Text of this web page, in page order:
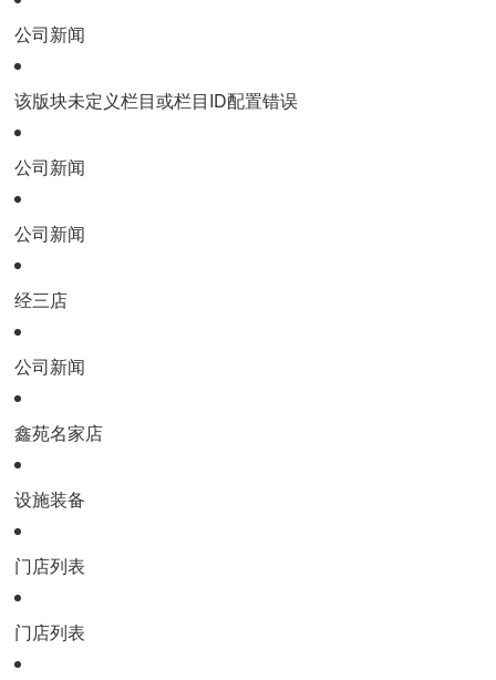
公司新闻
该版块未定义栏目或栏目ID配置错误
公司新闻
公司新闻
经三店
公司新闻
鑫苑名家店
设施装备
门店列表
门店列表